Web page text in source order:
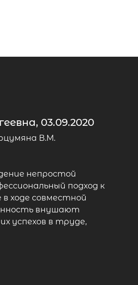
03.09.2020
В.М.
непростой
подход к
ходе совместной
внушают
успехов в труде,